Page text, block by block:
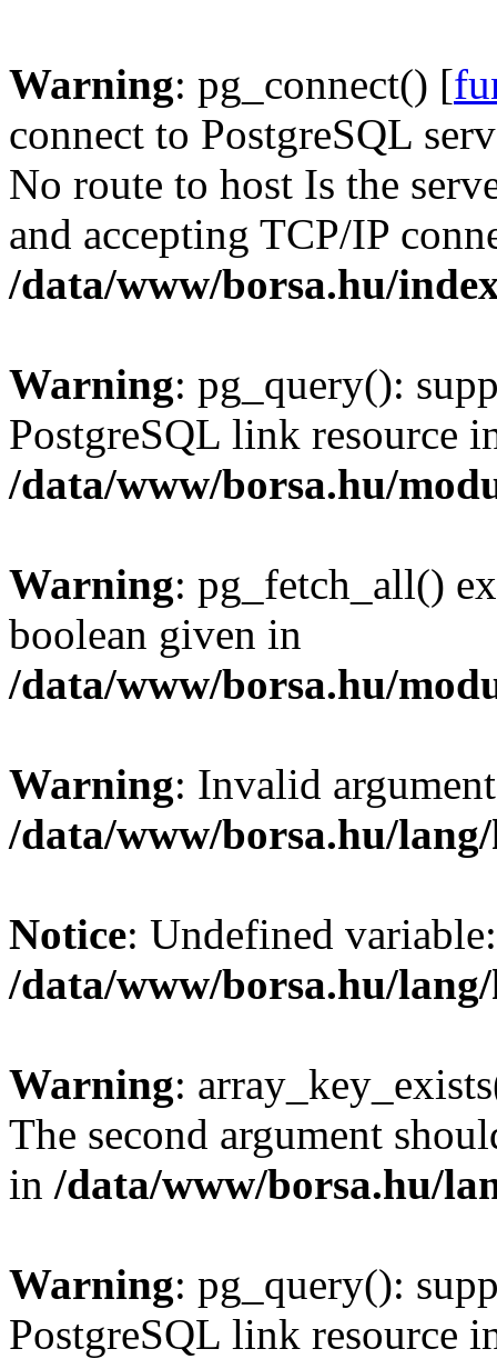
Warning: pg_connect() [
connect to PostgreSQL
No route to host Is the
and accepting TCP/IP
/data/www/borsa.hu/
Warning: pg_query():
PostgreSQL link resource
/data/www/borsa.hu/
Warning: pg_fetch_all()
boolean given in
/data/www/borsa.hu/
Warning: Invalid
/data/www/borsa.hu/
Notice: Undefined
/data/www/borsa.hu/
Warning:
The second argument
in /data/www/borsa.hu/
Warning: pg_query():
PostgreSQL link resource